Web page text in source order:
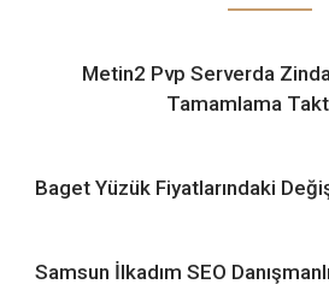
Metin2 Pvp Serverda
Tamamlama
Baget Yüzük Fiyatlarındaki
Samsun İlkadım SEO